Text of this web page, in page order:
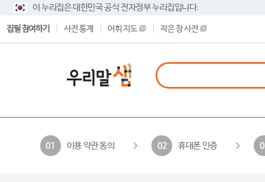
이 누리집은 대한민국 공식 전자정부 누리집입니다.
집필 참여하기 사전 통계 어휘 지도 작은 창 사전
01 이용 약관 동의 02 휴대폰 인증